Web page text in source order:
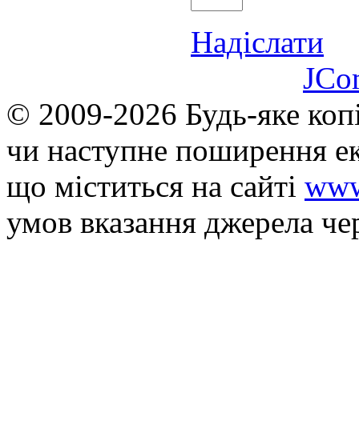
Надіслати
© 2009-2026 Будь-яке
чи наступне поширення
що мiститься на сайті
умов вказання джерела